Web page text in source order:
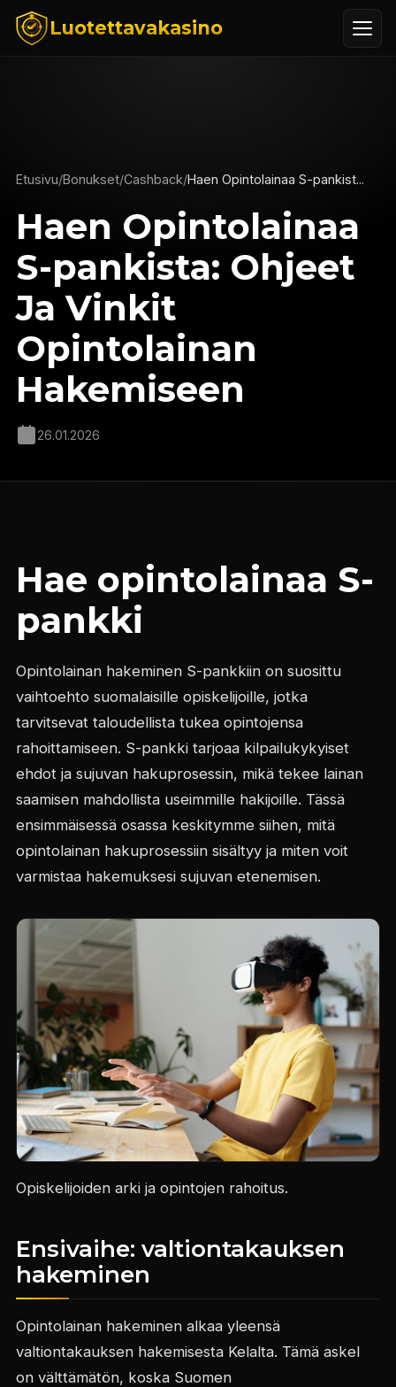
Luotettavakasino
Etusivu/Bonukset/Cashback/Haen Opintolainaa S-pankist...
Haen Opintolainaa
S-pankista: Ohjeet
Ja Vinkit
Opintolainan
Hakemiseen
26.01.2026
Hae opintolainaa S-
pankki
Opintolainan hakeminen S-pankkiin on suosittu
vaihtoehto suomalaisille opiskelijoille, jotka
tarvitsevat taloudellista tukea opintojensa
rahoittamiseen. S-pankki tarjoaa kilpailukykyiset
ehdot ja sujuvan hakuprosessin, mikä tekee lainan
saamisen mahdollista useimmille hakijoille. Tässä
ensimmäisessä osassa keskitymme siihen, mitä
opintolainan hakuprosessiin sisältyy ja miten voit
varmistaa hakemuksesi sujuvan etenemisen.
Opiskelijoiden arki ja opintojen rahoitus.
Ensivaihe: valtiontakauksen
hakeminen
Opintolainan hakeminen alkaa yleensä
valtiontakauksen hakemisesta Kelalta. Tämä askel
on välttämätön, koska Suomen